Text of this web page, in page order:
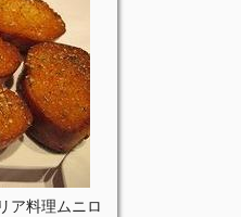
ア料理ムニロ